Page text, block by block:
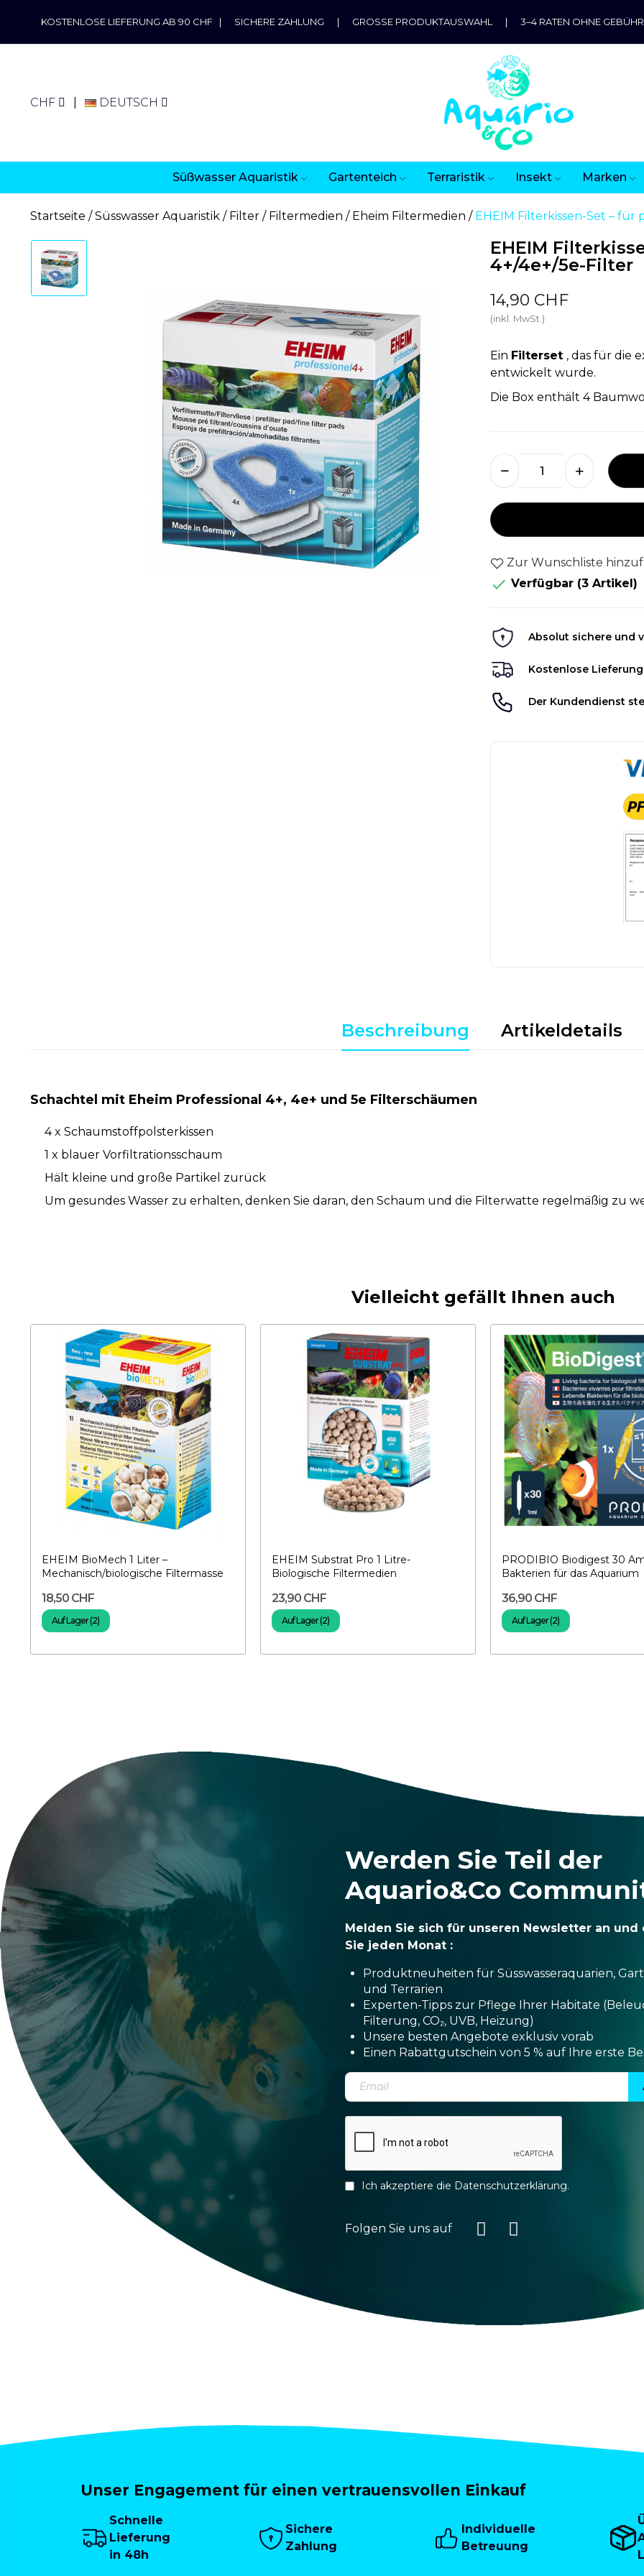
KOSTENLOSE LIEFERUNG AB 90 CHF | SICHERE ZAHLUNG | GROSSE PRODUKTAUSWAHL | 3–4 RATEN OHNE
CHF DEUTSCH
Süßwasser Aquaristik Gartenteich Terraristik Insekt Marken
Startseite Süsswasser Aquaristik Filter Filtermedien Eheim Filtermedien EHEIM Filterkissen-Set – für
EHEIM
4+/4e+/5e-Filter
14,90 CHF
(inkl. MwSt.)
Ein Filterset , das für die
entwickelt wurde.
Die Box enthält 4
Zur Wunschliste
 Verfügbar (3 Artikel)
Absolut sichere und
Kostenlose
Der Kundendienst
Beschreibung Artikeldetails
Schachtel mit Eheim Professional 4+, 4e+ und 5e Filterschäumen
4 x Schaumstoffpolsterkissen
1 x blauer Vorfiltrationsschaum
Hält kleine und große Partikel zurück
Um gesundes Wasser zu erhalten, denken Sie daran, den Schaum und die Filterwatte regelmäßig zu
Vielleicht gefällt Ihnen auch
EHEIM BioMech 1 Liter –
Mechanisch/biologische Filtermasse
18,50 CHF
Auf Lager (2)
EHEIM Substrat Pro 1 Litre-
Biologische Filtermedien
23,90 CHF
Auf Lager (2)
PRODIBIO Biodigest 30
Bakterien für das Aquarium
36,90 CHF
Auf Lager (2)
Werden Sie Teil der
Aquario&Co
Melden Sie sich für unseren Newsletter an und
Sie jeden Monat :
Produktneuheiten für Süsswasseraquarien,
und Terrarien
Experten-Tipps zur Pflege Ihrer Habitate
Filterung, CO₂, UVB, Heizung)
Unsere besten Angebote exklusiv vorab
Einen Rabattgutschein von 5 % auf Ihre erste
Ich akzeptiere die Datenschutzerklärung.
Folgen Sie uns auf
Unser Engagement für einen vertrauensvollen Einkauf
Schnelle
Lieferung
in 48h
Sichere
Zahlung
Individuelle
Betreuung